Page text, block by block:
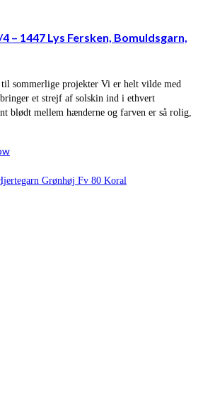
– 1447 Lys Fersken, Bomuldsgarn,
sommerlige projekter Vi er helt vilde med
et strejf af solskin ind i ethvert
blødt mellem hænderne og farven er så rolig,